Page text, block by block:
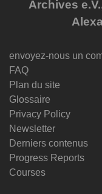
Archives
envoyez-nous un
FAQ
Plan du site
Glossaire
Privacy Policy
Newsletter
Derniers contenus
Progress Reports
Courses